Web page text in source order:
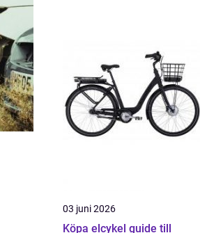
03 juni 2026
Köpa elcykel guide till